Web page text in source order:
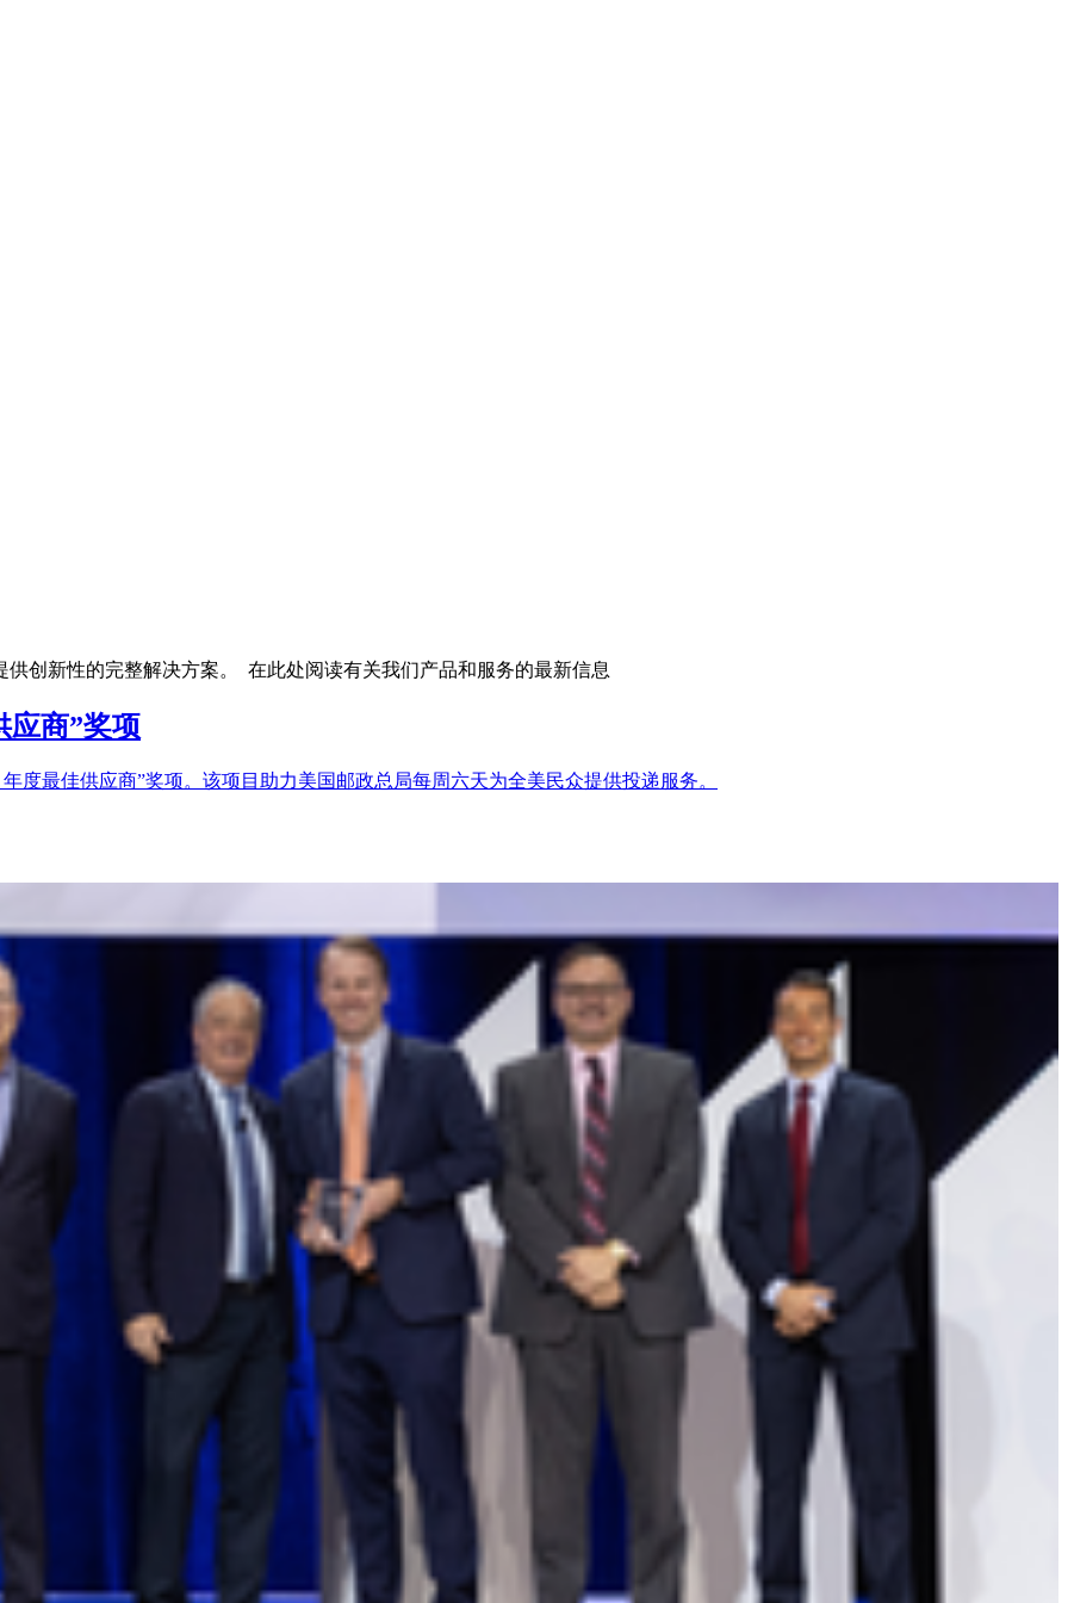
创新性的完整解决方案。 在此处阅读有关我们产品和服务的最新信息
应商”奖项
度最佳供应商”奖项。该项目助力美国邮政总局每周六天为全美民众提供投递服务。